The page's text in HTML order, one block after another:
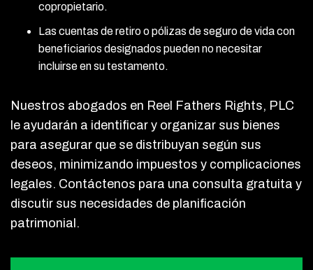
copropietario.
Las cuentas de retiro o pólizas de seguro de vida con
beneficiarios designados pueden no necesitar
incluirse en su testamento.
Nuestros abogados en Reel Fathers Rights, PLC
le ayudarán a identificar y organizar sus bienes
para asegurar que se distribuyan según sus
deseos, minimizando impuestos y complicaciones
legales. Contáctenos para una consulta gratuita y
discutir sus necesidades de planificación
patrimonial.